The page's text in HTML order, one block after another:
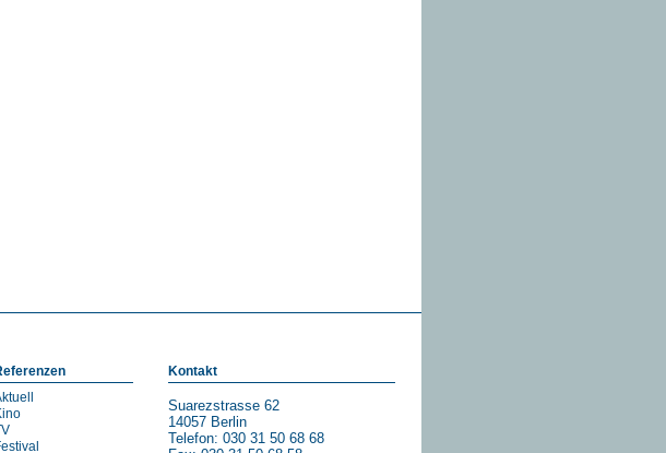
Kontakt
Suarezstrasse 62
14057 Berlin
Telefon: 030 31 50 68 68